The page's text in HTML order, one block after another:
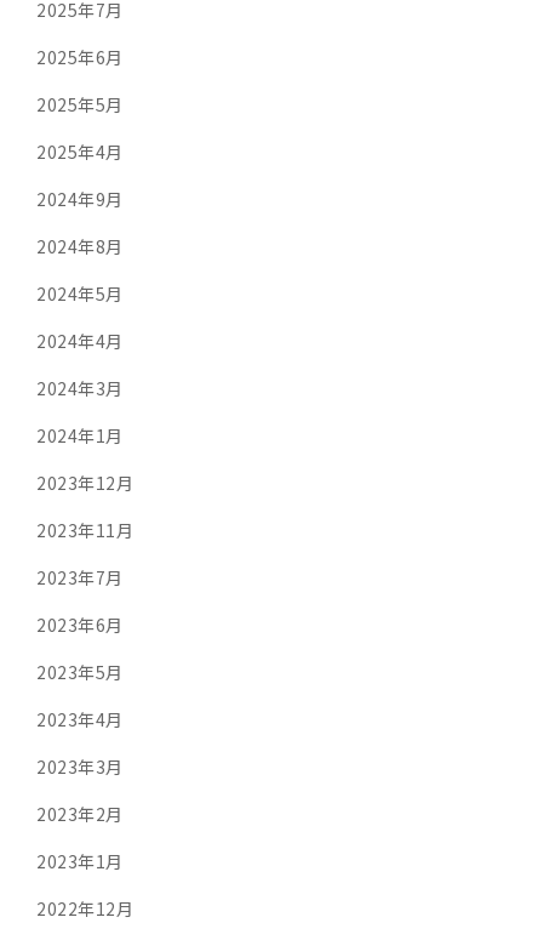
2025年7月
2025年6月
2025年5月
2025年4月
2024年9月
2024年8月
2024年5月
2024年4月
2024年3月
2024年1月
2023年12月
2023年11月
2023年7月
2023年6月
2023年5月
2023年4月
2023年3月
2023年2月
2023年1月
2022年12月